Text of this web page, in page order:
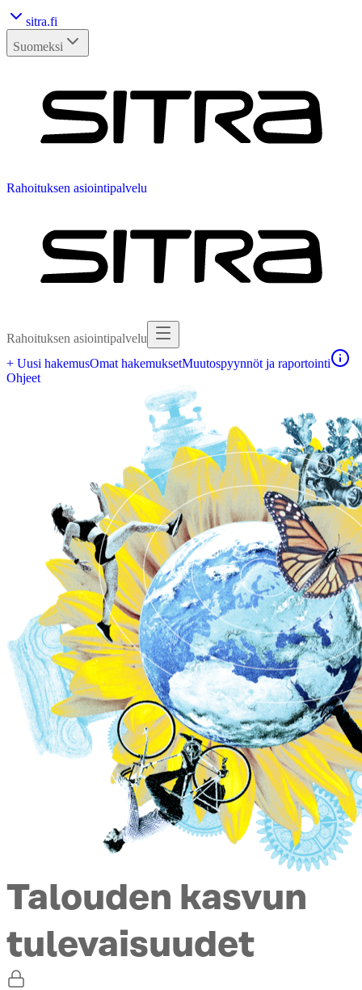
sitra.fi
Suomeksi
Rahoituksen asiointipalvelu
Rahoituksen asiointipalvelu
+ Uusi hakemusOmat hakemuksetMuutospyynnöt ja raportointi
Ohjeet
Talouden kasvun
tulevaisuudet